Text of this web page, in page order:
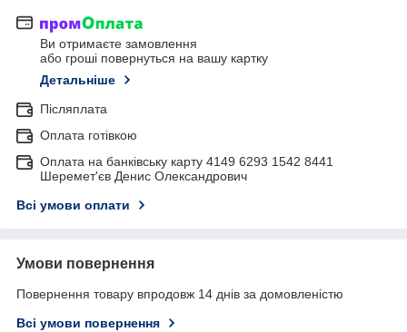
Ви отримаєте замовлення
або гроші повернуться на вашу картку
Детальніше
Післяплата
Оплата готівкою
Оплата на банківську карту 4149 6293 1542 8441
Шеремет'єв Денис Олександрович
Всі умови оплати
Умови повернення
Повернення товару впродовж 14 днів за домовленістю
Всі умови повернення